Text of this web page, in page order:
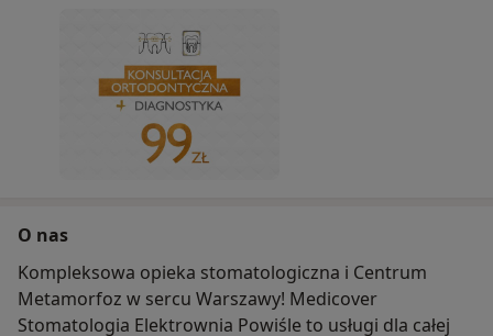
który oceni stan Twojego uzębienia i zaproponuje
najlepsze możliwe rozwiązania.
Podczas wizyty specjalista:
• oceni stan Twojego uzębienia i zgryzu
• zaproponuje możliwe metody leczenia
ortodontycznego
• jeśli będzie taka potrzeba – wykona diagnostykę
RTG, by precyzyjnie zaplanować leczenie
O nas
Kompleksowa opieka stomatologiczna i Centrum
Metamorfoz w sercu Warszawy! Medicover
Stomatologia Elektrownia Powiśle to usługi dla całej